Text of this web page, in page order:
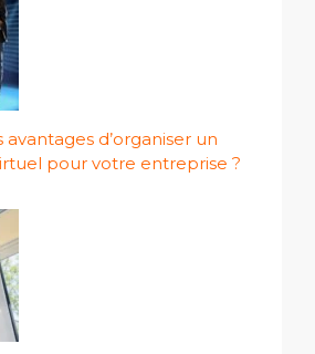
avantages d’organiser un
pour votre entreprise ?